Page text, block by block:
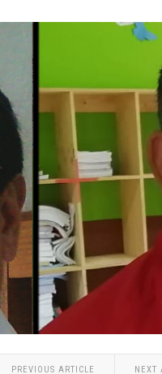
PREVIOUS ARTICLE NEXT